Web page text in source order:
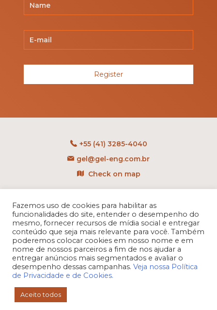
Register
+55 (41) 3285-4040
gel@gel-eng.com.br
Check on map
CEP: 81290-060 - CIC
Curitiba - PR - Brasil
Fazemos uso de cookies para habilitar as
funcionalidades do site, entender o desempenho do
mesmo, fornecer recursos de mídia social e entregar
conteúdo que seja mais relevante para você. Também
poderemos colocar cookies em nosso nome e em
nome de nossos parceiros a fim de nos ajudar a
entregar anúncios mais segmentados e avaliar o
desempenho dessas campanhas. Veja nossa Política
de Privacidade e de Cookies.
Aceito todos